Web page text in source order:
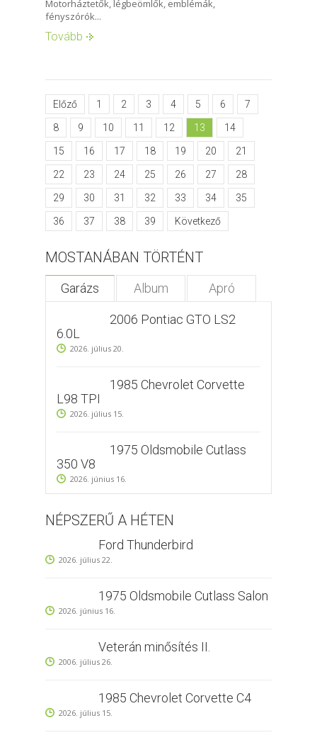
Motorháztetők, légbeömlők, emblémák,
fényszórók...
Tovább
Előző 1 2 3 4 5 6 7
8 9 10 11 12 13 14
15 16 17 18 19 20 21
22 23 24 25 26 27 28
29 30 31 32 33 34 35
36 37 38 39 Következő
MOSTANÁBAN TÖRTÉNT
Garázs Album Apró
2006 Pontiac GTO LS2
6.0L
2026. július 20.
1985 Chevrolet Corvette
L98 TPI
2026. július 15.
1975 Oldsmobile Cutlass
350 V8
2026. június 16.
NÉPSZERŰ A HÉTEN
Ford Thunderbird
2026. július 22.
1975 Oldsmobile Cutlass Salon
2026. június 16.
Veterán minősítés II.
2006. július 26.
1985 Chevrolet Corvette C4
2026. július 15.